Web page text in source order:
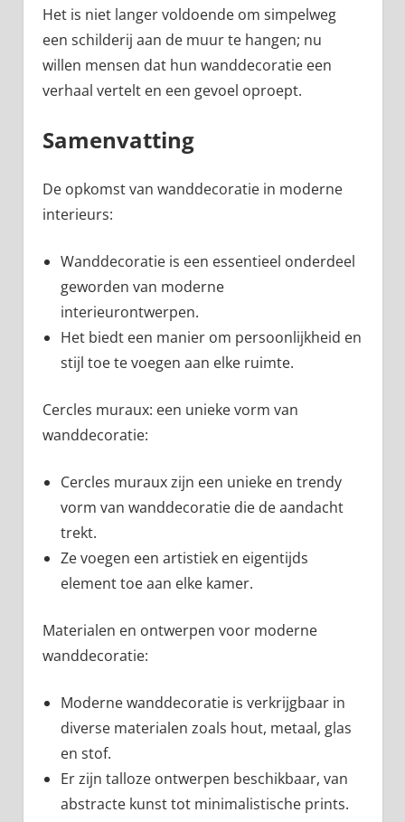
Het is niet langer voldoende om simpelweg
een schilderij aan de muur te hangen; nu
willen mensen dat hun wanddecoratie een
verhaal vertelt en een gevoel oproept.
Samenvatting
De opkomst van wanddecoratie in moderne
interieurs:
Wanddecoratie is een essentieel onderdeel
geworden van moderne
interieurontwerpen.
Het biedt een manier om persoonlijkheid en
stijl toe te voegen aan elke ruimte.
Cercles muraux: een unieke vorm van
wanddecoratie:
Cercles muraux zijn een unieke en trendy
vorm van wanddecoratie die de aandacht
trekt.
Ze voegen een artistiek en eigentijds
element toe aan elke kamer.
Materialen en ontwerpen voor moderne
wanddecoratie:
Moderne wanddecoratie is verkrijgbaar in
diverse materialen zoals hout, metaal, glas
en stof.
Er zijn talloze ontwerpen beschikbaar, van
abstracte kunst tot minimalistische prints.